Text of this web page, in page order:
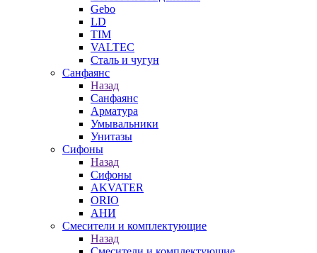
Gebo
LD
TIM
VALTEC
Сталь и чугун
Санфаянс
Назад
Санфаянс
Арматура
Умывальники
Унитазы
Сифоны
Назад
Сифоны
AKVATER
ORIO
АНИ
Смесители и комплектующие
Назад